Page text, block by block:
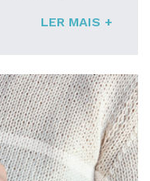
e
LER MAIS +